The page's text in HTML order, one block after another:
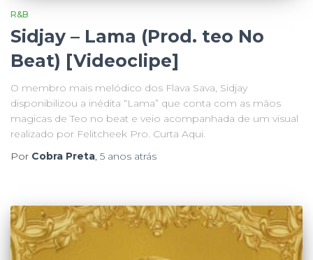
R&B
Sidjay – Lama (Prod. teo No
Beat) [Videoclipe]
O membro mais melódico dos Flava Sava, Sidjay
disponibilizou a inédita “Lama” que conta com as mãos
magicas de Teo no beat e veio acompanhada de um visual
realizado por Felitcheek Pro. Curta Aqui.
Por Cobra Preta, 5 anos atrás